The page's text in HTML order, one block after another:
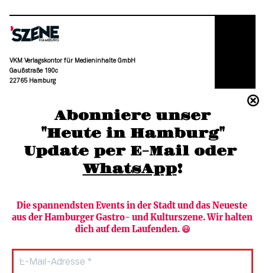
Abonniere unser
"Heute in Hamburg"
Update per E-Mail oder
WhatsApp!
Die spannendsten Events in der Stadt und das Neueste
aus der Hamburger Gastro- und Kulturszene. Wir halten
dich auf dem Laufenden. 😃
VKM Verlagskontor für Medieninhalte GmbH
Gaußstraße 190c
22765 Hamburg
moc.grubmah-enezs@ofni
Newsletter abonnieren
HAMBURG PUR
Verlag